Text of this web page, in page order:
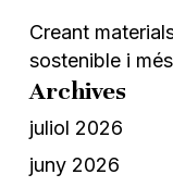
Creant
sostenible i
Archives
juliol 2026
juny 2026